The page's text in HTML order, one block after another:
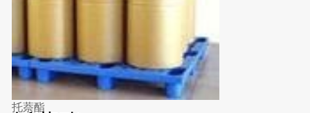
托萘酯